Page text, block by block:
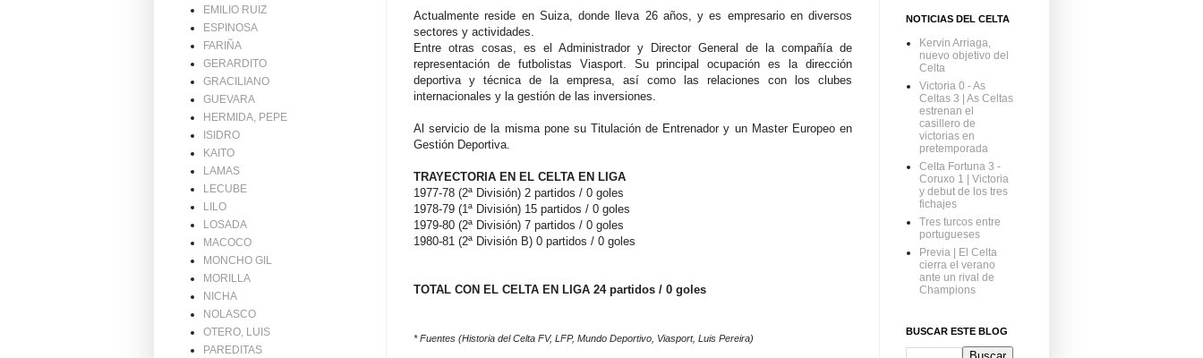
Actualmente reside en Suiza, donde lleva 26 años, y es empresario en diversos
sectores y actividades.
Entre otras cosas, es el Administrador y Director General de la compañía de
representación de futbolistas Viasport. Su principal ocupación es la dirección
deportiva y técnica de la empresa, así como las relaciones con los clubes
internacionales y la gestión de las inversiones.
Al servicio de la misma pone su Titulación de Entrenador y un Master Europeo en
Gestión Deportiva.
TRAYECTORIA EN EL CELTA EN LIGA
1977-78 (2ª División) 2 partidos / 0 goles
1978-79 (1ª División) 15 partidos / 0 goles
1979-80 (2ª División) 7 partidos / 0 goles
1980-81 (2ª División B) 0 partidos / 0 goles
TOTAL CON EL CELTA EN LIGA 24 partidos / 0 goles
* Fuentes (Historia del Celta FV, LFP, Mundo Deportivo, Viasport, Luis Pereira)
EMILIO RUIZ
ESPINOSA
FARIÑA
GERARDITO
GRACILIANO
GUEVARA
HERMIDA, PEPE
ISIDRO
KAITO
LAMAS
LECUBE
LILO
LOSADA
MACOCO
MONCHO GIL
MORILLA
NICHA
NOLASCO
OTERO, LUIS
PAREDITAS
NOTICIAS DEL CELTA
Kervin Arriaga,
nuevo objetivo del
Celta
Victoria 0 - As
Celtas 3 | As Celtas
estrenan el
casillero de
victorias en
pretemporada
Celta Fortuna 3 -
Coruxo 1 | Victoria
y debut de los tres
fichajes
Tres turcos entre
portugueses
Previa | El Celta
cierra el verano
ante un rival de
Champions
BUSCAR ESTE BLOG